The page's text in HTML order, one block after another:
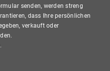
senden, werden streng
dass Ihre persönlichen
verkauft oder